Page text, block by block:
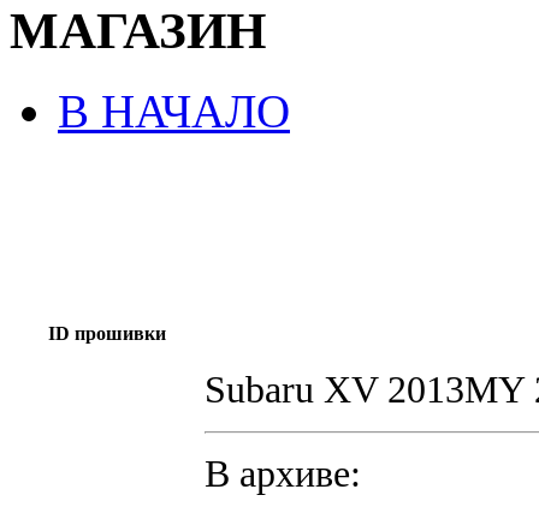
МАГАЗИН
В НАЧАЛО
ID прошивки
Subaru XV 2013MY
В архиве: